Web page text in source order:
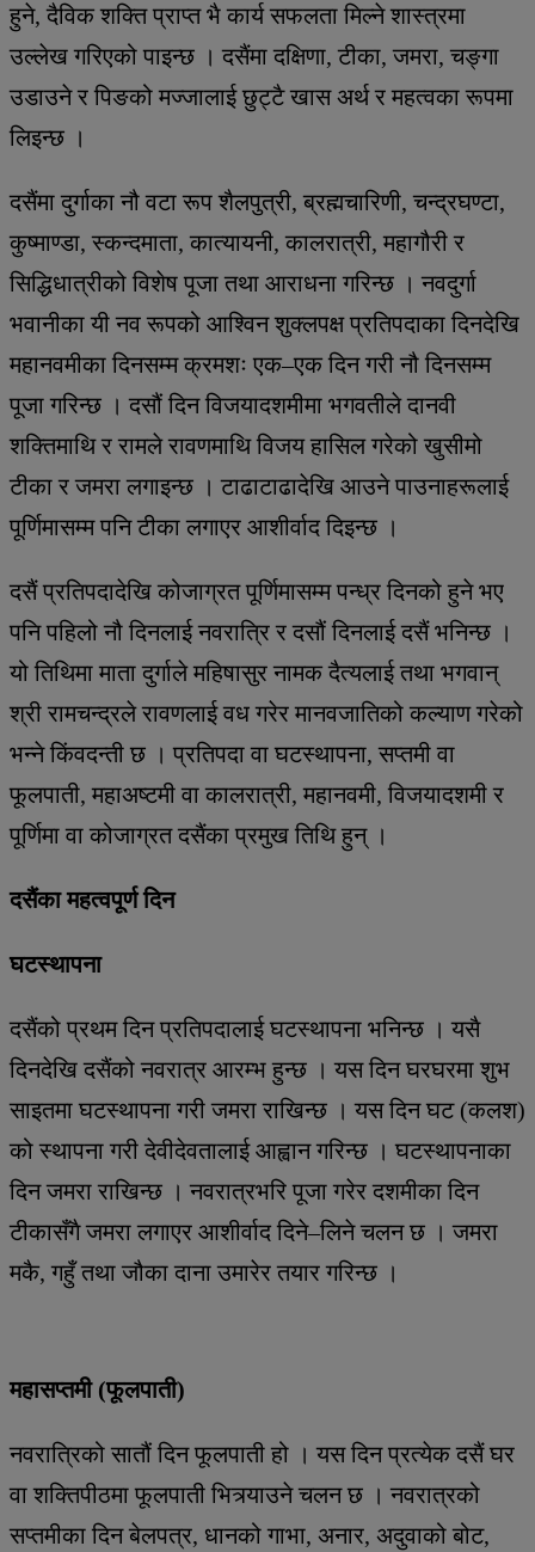
हुने, दैविक शक्ति प्राप्त भै कार्य सफलता मिल्ने शास्त्रमा
उल्लेख गरिएको पाइन्छ । दसैंमा दक्षिणा, टीका, जमरा, चङ्गा
उडाउने र पिङको मज्जालाई छुट्टै खास अर्थ र महत्वका रूपमा
लिइन्छ ।
दसैंमा दुर्गाका नौ वटा रूप शैलपुत्री, ब्रह्मचारिणी, चन्द्रघण्टा,
कुष्माण्डा, स्कन्दमाता, कात्यायनी, कालरात्री, महागौरी र
सिद्धिधात्रीको विशेष पूजा तथा आराधना गरिन्छ । नवदुर्गा
भवानीका यी नव रूपको आश्विन शुक्लपक्ष प्रतिपदाका दिनदेखि
महानवमीका दिनसम्म क्रमशः एक–एक दिन गरी नौ दिनसम्म
पूजा गरिन्छ । दसौं दिन विजयादशमीमा भगवतीले दानवी
शक्तिमाथि र रामले रावणमाथि विजय हासिल गरेको खुसीमो
टीका र जमरा लगाइन्छ । टाढाटाढादेखि आउने पाउनाहरूलाई
पूर्णिमासम्म पनि टीका लगाएर आशीर्वाद दिइन्छ ।
दसैं प्रतिपदादेखि कोजाग्रत पूर्णिमासम्म पन्ध्र दिनको हुने भए
पनि पहिलो नौ दिनलाई नवरात्रि र दसौं दिनलाई दसैं भनिन्छ ।
यो तिथिमा माता दुर्गाले महिषासुर नामक दैत्यलाई तथा भगवान्
श्री रामचन्द्रले रावणलाई वध गरेर मानवजातिको कल्याण गरेको
भन्ने किंवदन्ती छ । प्रतिपदा वा घटस्थापना, सप्तमी वा
फूलपाती, महाअष्टमी वा कालरात्री, महानवमी, विजयादशमी र
पूर्णिमा वा कोजाग्रत दसैंका प्रमुख तिथि हुन् ।
दसैंका महत्वपूर्ण दिन
घटस्थापना
दसैंको प्रथम दिन प्रतिपदालाई घटस्थापना भनिन्छ । यसै
दिनदेखि दसैंको नवरात्र आरम्भ हुन्छ । यस दिन घरघरमा शुभ
साइतमा घटस्थापना गरी जमरा राखिन्छ । यस दिन घट (कलश)
को स्थापना गरी देवीदेवतालाई आह्वान गरिन्छ । घटस्थापनाका
दिन जमरा राखिन्छ । नवरात्रभरि पूजा गरेर दशमीका दिन
टीकासँगै जमरा लगाएर आशीर्वाद दिने–लिने चलन छ । जमरा
मकै, गहुँ तथा जौका दाना उमारेर तयार गरिन्छ ।
महासप्तमी (फूलपाती)
नवरात्रिको सातौं दिन फूलपाती हो । यस दिन प्रत्येक दसैं घर
वा शक्तिपीठमा फूलपाती भित्र्याउने चलन छ । नवरात्रको
सप्तमीका दिन बेलपत्र, धानको गाभा, अनार, अदुवाको बोट,